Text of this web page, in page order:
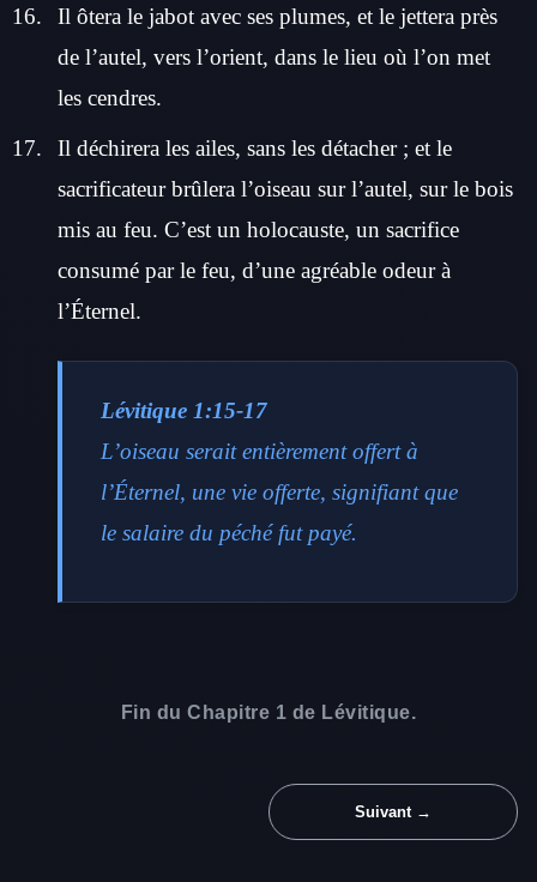
Il ôtera le jabot avec ses plumes, et le jettera près
de l’autel, vers l’orient, dans le lieu où l’on met
les cendres.
Il déchirera les ailes, sans les détacher ; et le
sacrificateur brûlera l’oiseau sur l’autel, sur le bois
mis au feu. C’est un holocauste, un sacrifice
consumé par le feu, d’une agréable odeur à
l’Éternel.
Lévitique 1:15-17
L’oiseau serait entièrement offert à
l’Éternel, une vie offerte, signifiant que
le salaire du péché fut payé.
Fin du Chapitre 1 de Lévitique.
Suivant →